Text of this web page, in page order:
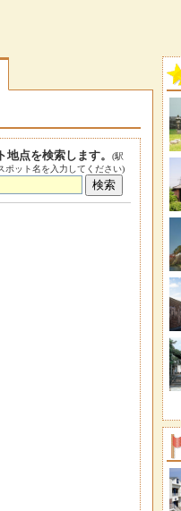
地点を検索します。
(駅
ポット名を入力してください)